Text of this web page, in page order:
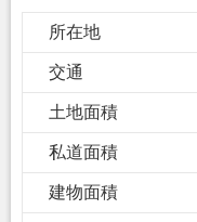
所在地
交通
土地面積
私道面積
建物面積